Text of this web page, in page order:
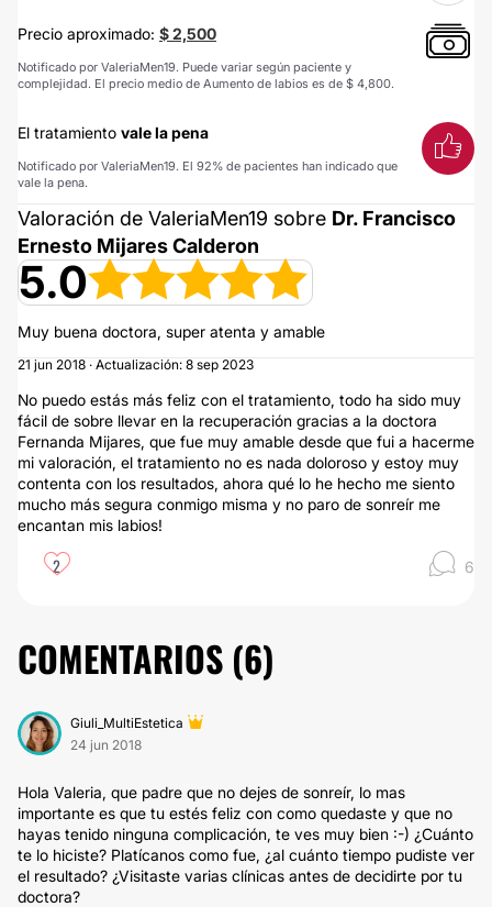
Precio aproximado: $ 2,500
Notificado por ValeriaMen19. Puede variar según paciente y
complejidad. El precio medio de Aumento de labios es de $ 4,800.
El tratamiento vale la pena
Notificado por ValeriaMen19. El 92% de pacientes han indicado que
vale la pena.
Valoración de ValeriaMen19 sobre Dr. Francisco
Ernesto Mijares Calderon
5.0
Muy buena doctora, super atenta y amable
21 jun 2018 · Actualización: 8 sep 2023
No puedo estás más feliz con el tratamiento, todo ha sido muy
fácil de sobre llevar en la recuperación gracias a la doctora
Fernanda Mijares, que fue muy amable desde que fui a hacerme
mi valoración, el tratamiento no es nada doloroso y estoy muy
contenta con los resultados, ahora qué lo he hecho me siento
mucho más segura conmigo misma y no paro de sonreír me
encantan mis labios!
2 6
COMENTARIOS (6)
Giuli_MultiEstetica
24 jun 2018
Hola Valeria, que padre que no dejes de sonreír, lo mas
importante es que tu estés feliz con como quedaste y que no
hayas tenido ninguna complicación, te ves muy bien :-) ¿Cuánto
te lo hiciste? Platícanos como fue, ¿al cuánto tiempo pudiste ver
el resultado? ¿Visitaste varias clínicas antes de decidirte por tu
doctora?